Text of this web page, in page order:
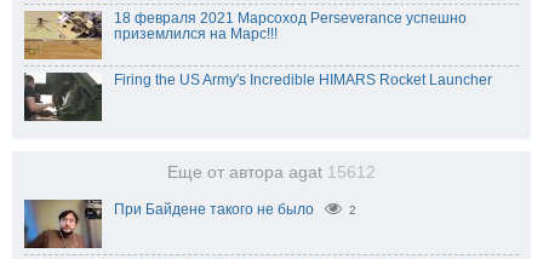
18 февраля 2021 Марсоход Perseverance успешно
приземлился на Марс!!!
Firing the US Army's Incredible HIMARS Rocket Launcher
Еще от автора agat 15612
При Байдене такого не было 2